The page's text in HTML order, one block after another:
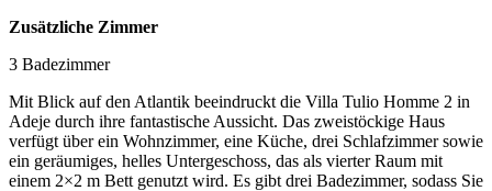
Zusätzliche Zimmer
3 Badezimmer
Mit Blick auf den Atlantik beeindruckt die Villa Tulio Homme 2 in
Adeje durch ihre fantastische Aussicht. Das zweistöckige Haus
verfügt über ein Wohnzimmer, eine Küche, drei Schlafzimmer sowie
ein geräumiges, helles Untergeschoss, das als vierter Raum mit
einem 2×2 m Bett genutzt wird. Es gibt drei Badezimmer, sodass Sie